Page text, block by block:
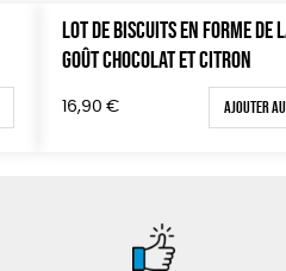
LOT DE BISCUITS EN FORME DE
GOÛT CHOCOLAT ET CITRON
16,90 € Ajouter